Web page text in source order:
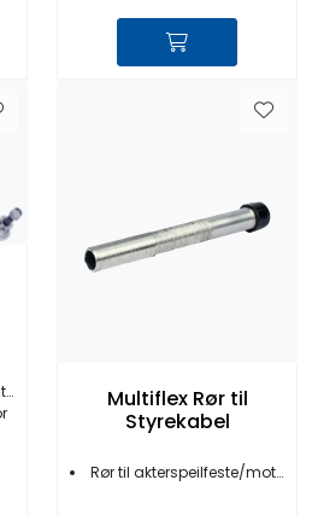
Multiflex Rør til
Styrekabel
Rør til akterspeilfeste/motorbrønnfeste